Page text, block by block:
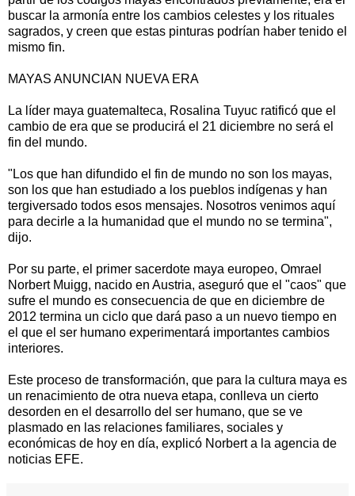
buscar la armonía entre los cambios celestes y los rituales
sagrados, y creen que estas pinturas podrían haber tenido el
mismo fin.
MAYAS ANUNCIAN NUEVA ERA
La líder maya guatemalteca, Rosalina Tuyuc ratificó que el
cambio de era que se producirá el 21 diciembre no será el
fin del mundo.
"Los que han difundido el fin de mundo no son los mayas,
son los que han estudiado a los pueblos indígenas y han
tergiversado todos esos mensajes. Nosotros venimos aquí
para decirle a la humanidad que el mundo no se termina",
dijo.
Por su parte, el primer sacerdote maya europeo, Omrael
Norbert Muigg, nacido en Austria, aseguró que el "caos" que
sufre el mundo es consecuencia de que en diciembre de
2012 termina un ciclo que dará paso a un nuevo tiempo en
el que el ser humano experimentará importantes cambios
interiores.
Este proceso de transformación, que para la cultura maya es
un renacimiento de otra nueva etapa, conlleva un cierto
desorden en el desarrollo del ser humano, que se ve
plasmado en las relaciones familiares, sociales y
económicas de hoy en día, explicó Norbert a la agencia de
noticias EFE.